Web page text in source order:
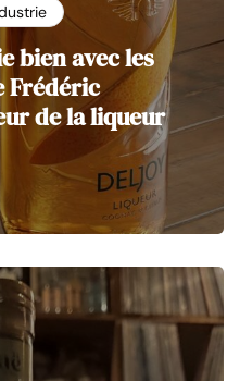
bien avec les
Frédéric
de la liqueur